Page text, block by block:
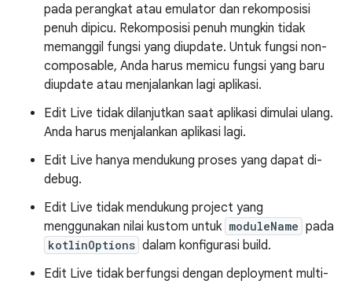
pada perangkat atau emulator dan rekomposisi
penuh dipicu. Rekomposisi penuh mungkin tidak
memanggil fungsi yang diupdate. Untuk fungsi non-
composable, Anda harus memicu fungsi yang baru
diupdate atau menjalankan lagi aplikasi.
Edit Live tidak dilanjutkan saat aplikasi dimulai ulang.
Anda harus menjalankan aplikasi lagi.
Edit Live hanya mendukung proses yang dapat di-
debug.
Edit Live tidak mendukung project yang
menggunakan nilai kustom untuk moduleName pada
kotlinOptions dalam konfigurasi build.
Edit Live tidak berfungsi dengan deployment multi-